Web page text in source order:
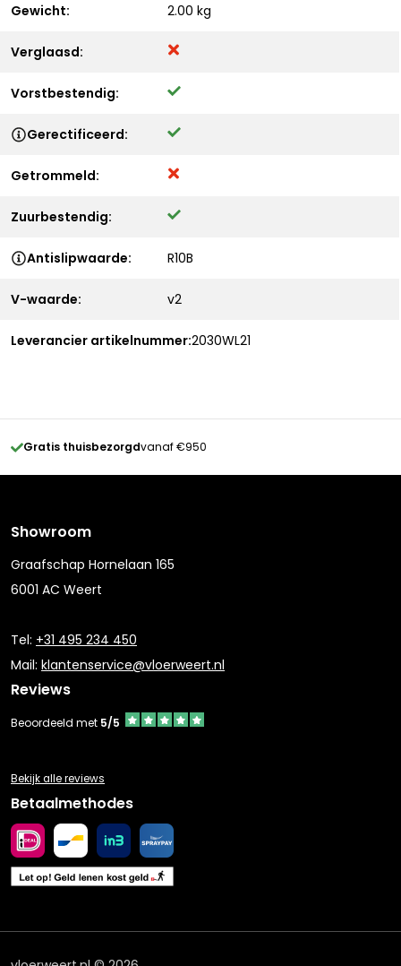
Gewicht: 2.00 kg
Verglaasd:
Vorstbestendig:
Gerectificeerd:
Getrommeld:
Zuurbestendig:
Antislipwaarde: R10B
V-waarde: v2
Leverancier artikelnummer:2030WL21
Gratis thuisbezorgdvanaf €950
Showroom
Graafschap Hornelaan 165
6001 AC Weert
Tel: +31 495 234 450
Mail: klantenservice@vloerweert.nl
Reviews
Beoordeeld met 5/5
Bekijk alle reviews
Betaalmethodes